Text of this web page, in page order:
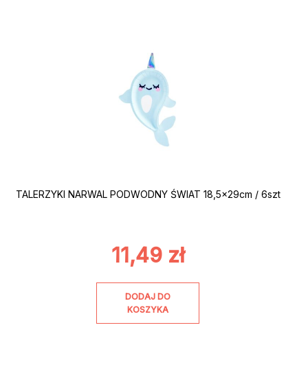
TALERZYKI NARWAL PODWODNY ŚWIAT 18,5x29cm / 6szt
11,49 zł
DODAJ DO
KOSZYKA